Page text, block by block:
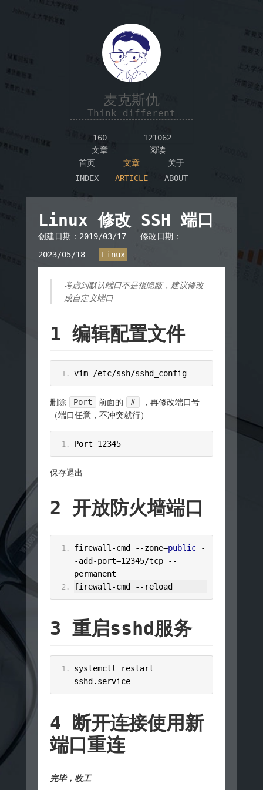
麦克斯仇
Think different
160
文章
121062
阅读
首页
INDEX
文章
ARTICLE
关于
ABOUT
Linux 修改 SSH 端口
创建日期： 2019/03/17修改日期：
2023/05/18
Linux
考虑到默认端口不是很隐蔽，建议修改
成自定义端口
1 编辑配置文件
vim /etc/ssh/sshd_config
删除 Port 前面的 #
，再修改端口号
（端口任意，不冲突就行）
Port 12345
保存退出
2 开放防火墙端口
firewall -cmd --zone=public
-
-add -port=12345/tcp
--
permanent
firewall -cmd -- reload
3 重启sshd服务
systemctl restart
sshd . service
4 断开连接使用新
端口重连
完毕，收工